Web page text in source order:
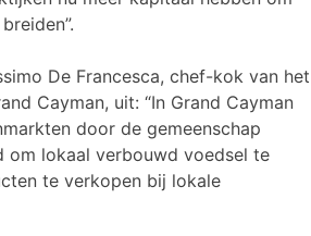
De Francesca, chef-kok van het
Cayman, uit: “In Grand Cayman
door de gemeenschap
om lokaal verbouwd voedsel te
te verkopen bij lokale